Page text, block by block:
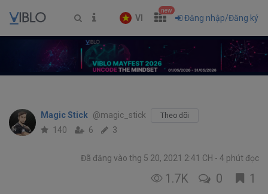
VI
new
Đăng nhập/Đăng ký
Magic Stick @magic_stick Theo dõi
140 6 3
Đã đăng vào thg 5 20, 2021 2:41 CH 4 phút đọc
1.7K 0 1